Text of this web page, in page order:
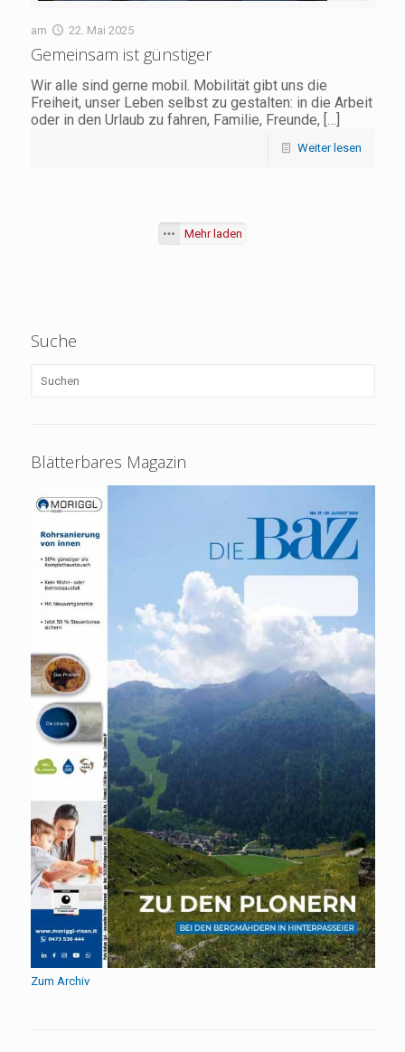
am 22. Mai 2025
Gemeinsam ist günstiger
Wir alle sind gerne mobil. Mobilität gibt uns die
Freiheit, unser Leben selbst zu gestalten: in die Arbeit
oder in den Urlaub zu fahren, Familie, Freunde, […]
Weiter lesen
Mehr laden
Suche
Blätterbares Magazin
Zum Archiv